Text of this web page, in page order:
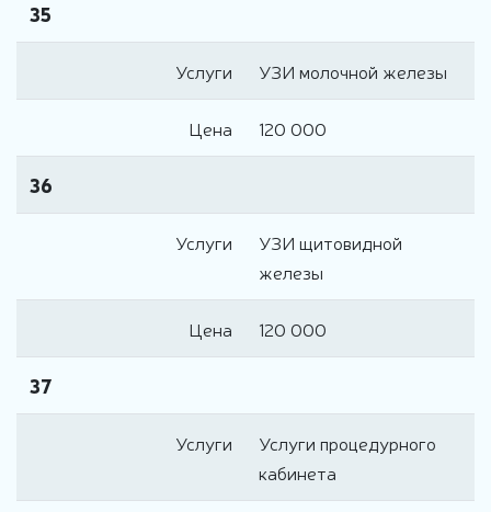
35
Услуги УЗИ молочной железы
Цена 120 000
36
Услуги
УЗИ щитовидной
железы
Цена 120 000
37
Услуги
Услуги процедурного
кабинета